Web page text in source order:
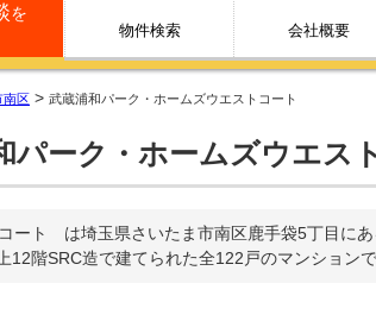
を
物件検索 会社概要
南区 > 武蔵浦和パーク・ホームズウエストコート
パーク・ホームズウエス
ート は埼玉県さいたま市南区鹿手袋5丁目に
階SRC造で建てられた全122戸のマンションで